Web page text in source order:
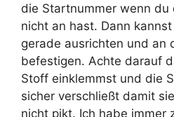
die Startnummer wenn du
nicht an hast. Dann
gerade ausrichten und an
befestigen. Achte darauf
Stoff einklemmst und die
sicher verschließt damit
nicht pikt. Ich habe immer